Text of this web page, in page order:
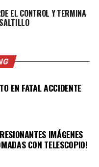
EL CONTROL Y TERMINA
EN FATAL ACCIDENTE
IMÁGENES
CON TELESCOPIO!